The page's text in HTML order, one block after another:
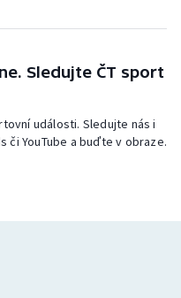
Sledujte ČT sport
události. Sledujte nás i
či YouTube a buďte v obraze.